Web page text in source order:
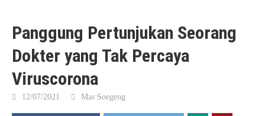
Panggung Pertunjukan Seorang
Dokter yang Tak Percaya
Viruscorona
12/07/2021 Mas Soegeng